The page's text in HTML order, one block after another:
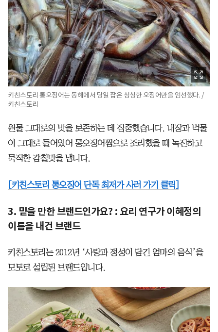
키친스토리 통오징어는 동해에서 당일 잡은 싱싱한 오징어만을 엄선했다. /
키친스토리
원물 그대로의 맛을 보존하는 데 집중했습니다. 내장과 먹물
이 그대로 들어있어 통오징어찜으로 조리했을 때 녹진하고
묵직한 감칠맛을 냅니다.
[키친스토리 통오징어 단독 최저가 사러 가기 클릭]
3. 믿을 만한 브랜드인가요? : 요리 연구가 이혜정의
이름을 내건 브랜드
키친스토리는 2012년 ‘사랑과 정성이 담긴 엄마의 음식’을
모토로 설립된 브랜드입니다.